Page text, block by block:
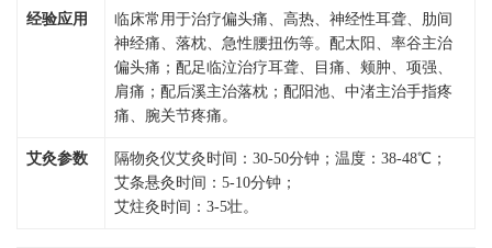
经验应用
临床常用于治疗偏头痛、高热、神经性耳聋、肋间
神经痛、落枕、急性腰扭伤等。配太阳、率谷主治
偏头痛；配足临泣治疗耳聋、目痛、颊肿、项强、
肩痛；配后溪主治落枕；配阳池、中渚主治手指疼
痛、腕关节疼痛。
艾灸参数
隔物灸仪艾灸时间：30-50分钟；温度：38-48℃；
艾条悬灸时间：5-10分钟；
艾炷灸时间：3-5壮。